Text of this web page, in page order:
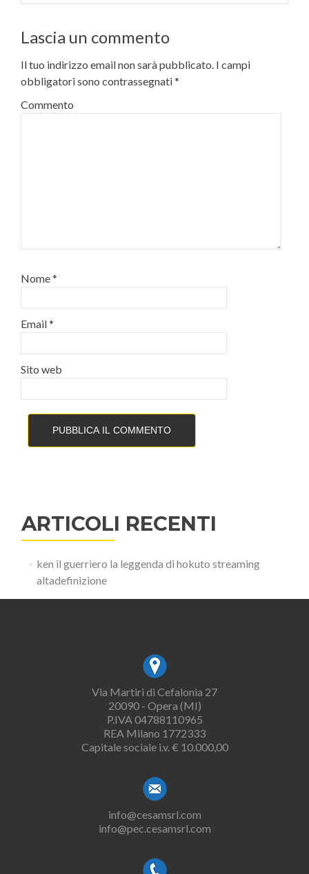
Lascia un commento
Il tuo indirizzo email non sarà pubblicato. I campi
obbligatori sono contrassegnati*
Commento
Nome*
Email*
Sito web
ARTICOLI RECENTI
ken il guerriero la leggenda di hokuto streaming
altadefinizione
Via Martiri di Cefalonia 27
20090 - Opera (MI)
P.IVA 04788110965
REA Milano 1772333
Capitale sociale i.v. € 10.000,00
info@cesamsrl.com
info@pec.cesamsrl.com